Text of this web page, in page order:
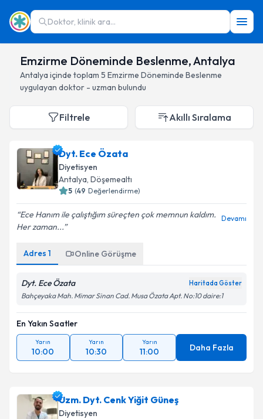
Doktor, klinik ara...
Emzirme Döneminde Beslenme, Antalya
Antalya içinde toplam 5 Emzirme Döneminde Beslenme
uygulayan doktor - uzman bulundu
Filtrele Akıllı Sıralama
Dyt. Ece Özata
Diyetisyen
Antalya, Döşemealtı
5 (49 Değerlendirme)
Ece Hanım ile çalıştığım süreçten çok memnun kaldım.
Her zaman...
Devamı
Adres 1 Online Görüşme
Dyt. Ece Özata Haritada Göster
Bahçeyaka Mah. Mimar Sinan Cad. Musa Özata Apt. No:10 daire:1
En Yakın Saatler
Yarın
10:00
Yarın
10:30
Yarın
11:00 Daha Fazla
Uzm. Dyt. Cenk Yiğit Güneş
Diyetisyen